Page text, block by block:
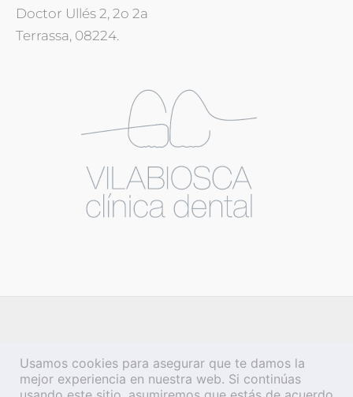
Doctor Ullés 2, 2o 2a
Terrassa, 08224.
Usamos cookies para asegurar que te damos la
mejor experiencia en nuestra web. Si continúas